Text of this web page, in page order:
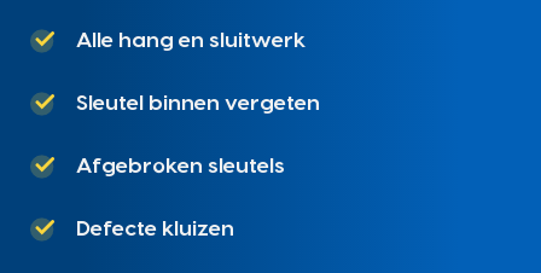
Alle hang en sluitwerk
Sleutel binnen vergeten
Afgebroken sleutels
Defecte kluizen